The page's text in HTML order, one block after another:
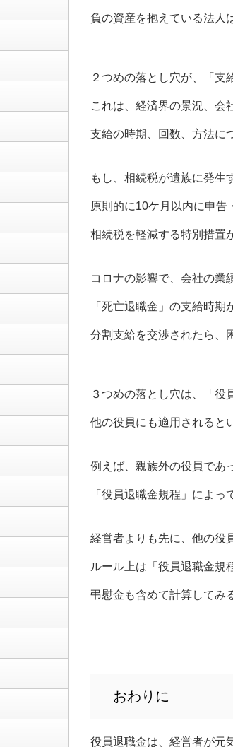
負の資産を抱えている法人
２つめの落とし穴が、「支
これは、経済界の景況、会
支給の時期、回数、方法に
もし、相続税が遺族に発生
原則的に10ケ月以内に申告
相続税を軽減する特別措置
コロナの影響で、会社の業
「死亡退職金」の支給時期
分割支給を交渉されたら、
３つめの落とし穴は、「役
他の役員にも適用されると
例えば、親族外の役員であ
「役員退職金規程」によ
経営者よりも先に、他の役
ルール上は「役員退職金規
弔慰金も含めて計算してみ
おわりに
役員退職金は、経営者が元